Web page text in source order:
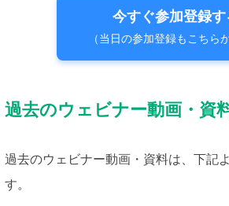
今すぐ参加登録す
（当日の参加登録もこちら
過去のウェビナー動画・資
過去のウェビナー動画・資料は、下記
す。